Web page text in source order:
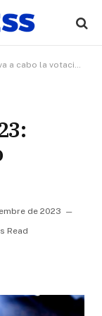
cabo la votación?
de 2023
Read